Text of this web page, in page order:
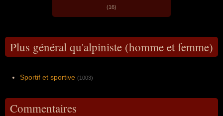
(16)
Plus général qu'alpiniste (homme et femme)
Sportif et sportive (1003)
Commentaires